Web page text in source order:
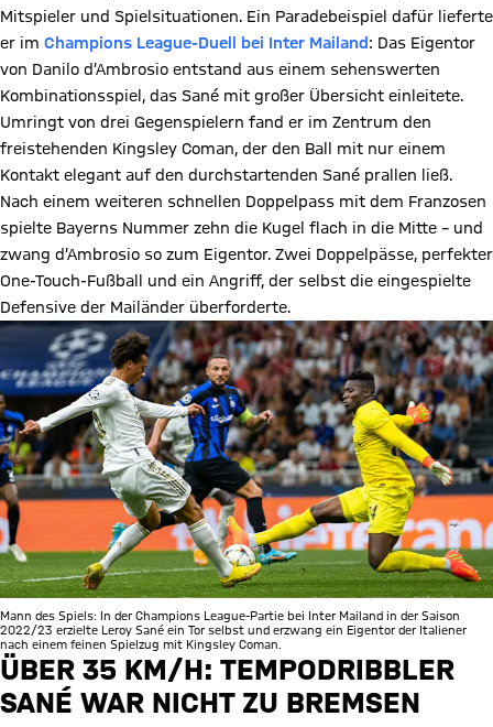
Mitspieler und Spielsituationen. Ein Paradebeispiel dafür lieferte
er im Champions League-Duell bei Inter Mailand : Das Eigentor
von Danilo d’Ambrosio entstand aus einem sehenswerten
Kombinationsspiel, das Sané mit großer Übersicht einleitete.
Umringt von drei Gegenspielern fand er im Zentrum den
freistehenden Kingsley Coman, der den Ball mit nur einem
Kontakt elegant auf den durchstartenden Sané prallen ließ.
Nach einem weiteren schnellen Doppelpass mit dem Franzosen
spielte Bayerns Nummer zehn die Kugel flach in die Mitte – und
zwang d’Ambrosio so zum Eigentor. Zwei Doppelpässe, perfekter
One-Touch-Fußball und ein Angriff, der selbst die eingespielte
Defensive der Mailänder überforderte.
Mann des Spiels: In der Champions League-Partie bei Inter Mailand in der Saison
2022/23 erzielte Leroy Sané ein Tor selbst und erzwang ein Eigentor der Italiener
nach einem feinen Spielzug mit Kingsley Coman.
ÜBER 35 KM/H: TEMPODRIBBLER
SANÉ WAR NICHT ZU BREMSEN